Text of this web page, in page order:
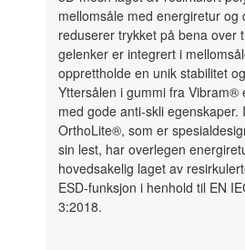
mellomsåle med energiretur og
reduserer trykket på bena over
gelenker er integrert i
opprettholde en unik stabilitet
Yttersålen i gummi fra Vibram®
med gode anti-skli egenskaper.
OrthoLite®, som er
sin lest, har overlegen
hovedsakelig laget av
ESD-funksjon i henhold til EN
3:2018.